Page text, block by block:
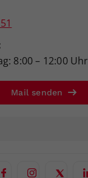
8:00 – 12:00 Uhr
Mail senden